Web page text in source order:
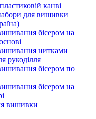
канві
для вишивки
бісером на
нитками
рукоділля
бісером по
бісером на
вишивки